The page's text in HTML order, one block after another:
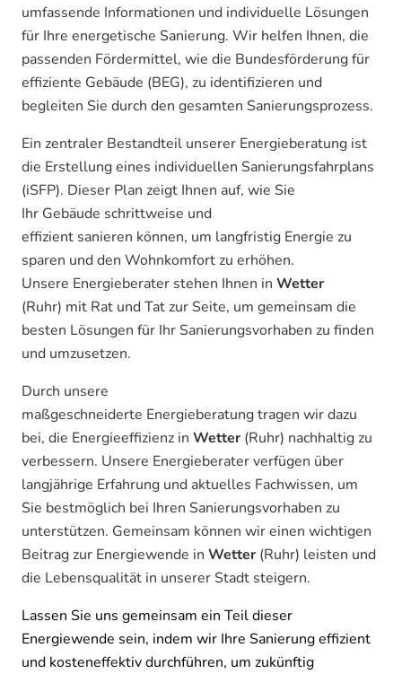
umfassende Informationen und individuelle Lösungen
für Ihre energetische Sanierung. Wir helfen Ihnen, die
passenden Fördermittel, wie die Bundesförderung für
effiziente Gebäude (BEG), zu identifizieren und
begleiten Sie durch den gesamten Sanierungsprozess.
Ein zentraler Bestandteil unserer Energieberatung ist
die Erstellung eines individuellen Sanierungsfahrplans
(iSFP). Dieser Plan zeigt Ihnen auf, wie Sie
Ihr Gebäude schrittweise und
effizient sanieren können, um langfristig Energie zu
sparen und den Wohnkomfort zu erhöhen.
Unsere Energieberater stehen Ihnen in Wetter
(Ruhr) mit Rat und Tat zur Seite, um gemeinsam die
besten Lösungen für Ihr Sanierungsvorhaben zu finden
und umzusetzen.
Durch unsere
maßgeschneiderte Energieberatung tragen wir dazu
bei, die Energieeffizienz in Wetter (Ruhr) nachhaltig zu
verbessern. Unsere Energieberater verfügen über
langjährige Erfahrung und aktuelles Fachwissen, um
Sie bestmöglich bei Ihren Sanierungsvorhaben zu
unterstützen. Gemeinsam können wir einen wichtigen
Beitrag zur Energiewende in Wetter (Ruhr) leisten und
die Lebensqualität in unserer Stadt steigern.
Lassen Sie uns gemeinsam ein Teil dieser
Energiewende sein, indem wir Ihre Sanierung effizient
und kosteneffektiv durchführen, um zukünftig